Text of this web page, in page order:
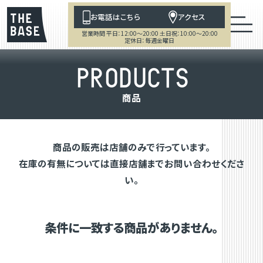
お電話はこちら アクセス
営業時間 平日：12:00～20:00 土日祝：10:00～20:00
定休日：毎週金曜日
PRODUCTS
商品
商品の販売は店舗のみで行っています。
在庫の有無については直接店舗までお問い合わせくださ
い。
条件に一致する商品がありません。